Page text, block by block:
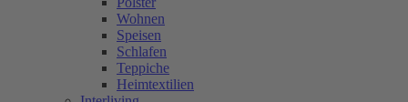
Wohnen
Speisen
Schlafen
Teppiche
Heimtextilien